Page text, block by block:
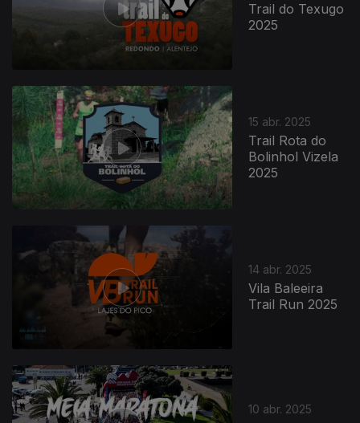
Trail do Texugo
2025
15 abr. 2025
Trail Rota do
Bolinhol Vizela
2025
14 abr. 2025
Vila Baleeira
Trail Run 2025
10 abr. 2025